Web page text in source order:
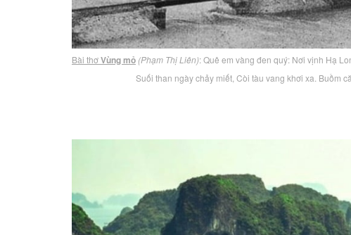
Bài thơVùng mỏ (Phạm Thị Liên): Quê em vàng đen quý: Nơi vịnh Hạ
Suối than ngày chảy miết, Còi tàu vang khơi xa. Buồm